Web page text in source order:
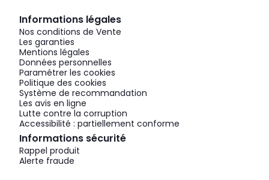
Informations légales
Nos conditions de Vente
Les garanties
Mentions légales
Données personnelles
Paramétrer les cookies
Politique des cookies
Système de recommandation
Les avis en ligne
Lutte contre la corruption
Accessibilité : partiellement conforme
Informations sécurité
Rappel produit
Alerte fraude